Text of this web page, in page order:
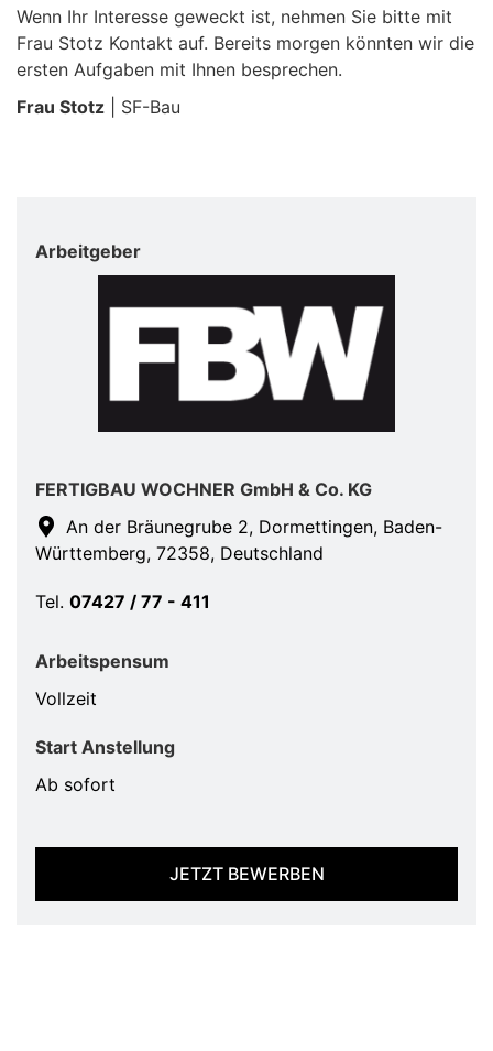
Wenn Ihr Interesse geweckt ist, nehmen Sie bitte mit
Frau Stotz Kontakt auf. Bereits morgen könnten wir die
ersten Aufgaben mit Ihnen besprechen.
Frau Stotz | SF-Bau
Arbeitgeber
FERTIGBAU WOCHNER GmbH & Co. KG
An der Bräunegrube 2, Dormettingen, Baden-
Württemberg, 72358, Deutschland
Tel. 07427 / 77 - 411
Arbeitspensum
Vollzeit
Start Anstellung
Ab sofort
JETZT BEWERBEN